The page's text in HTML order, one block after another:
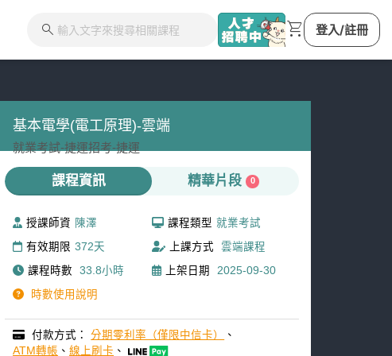
基本電學(電工原理)-雲端
就業考試-捷運招考-捷運
課程資訊 精華片段 0
授課師資 陳澤 課程類型 就業考試
有效期限 372天 上課方式
雲端課程
課程時數
33.8小時 上架日期
2025-09-30
時數使用說明
付款方式：分期零利率（僅限中信卡）
、
ATM轉帳 、 線上刷卡 、
search shopping_cart 登入/註冊